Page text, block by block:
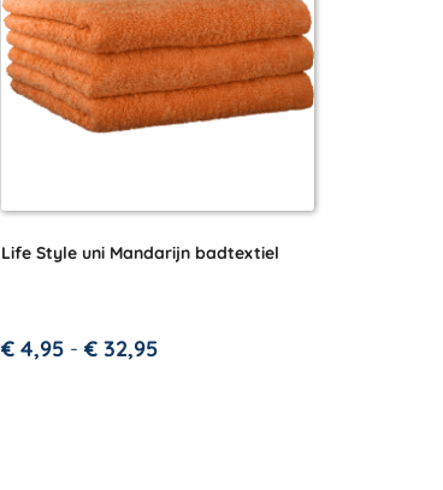
Life Style uni Mandarijn badtextiel
€ 4,95 - € 32,95